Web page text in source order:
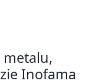
metalu,
Inofama